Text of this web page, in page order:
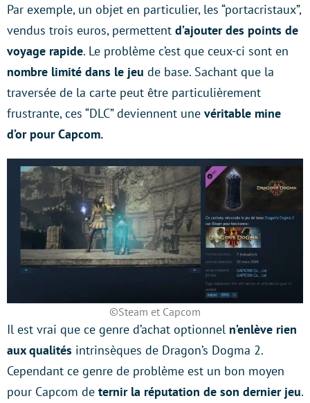
Par exemple, un objet en particulier, les “portacristaux”,
vendus trois euros, permettent d’ajouter des points de
voyage rapide. Le problème c’est que ceux-ci sont en
nombre limité dans le jeu de base. Sachant que la
traversée de la carte peut être particulièrement
frustrante, ces “DLC” deviennent une véritable mine
d’or pour Capcom.
©Steam et Capcom
Il est vrai que ce genre d’achat optionnel n’enlève rien
aux qualités intrinsèques de Dragon’s Dogma 2.
Cependant ce genre de problème est un bon moyen
pour Capcom de ternir la réputation de son dernier jeu.